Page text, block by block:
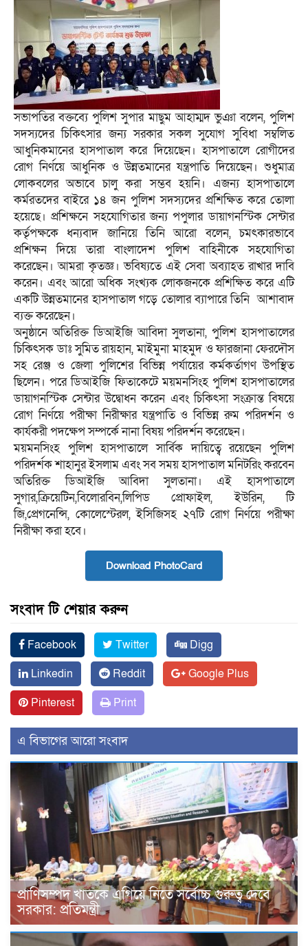
সভাপতির বক্তব্যে পুলিশ সুপার মাছুম আহাম্মদ ভুঞা বলেন, পুলিশ
সদস্যদের চিকিৎসার জন্য সরকার সকল সুযোগ সুবিধা সম্বলিত
আধুনিকমানের হাসপাতাল করে দিয়েছেন। হাসপাতালে রোগীদের
রোগ নির্ণয়ে আধুনিক ও উন্নতমানের যন্ত্রপাতি দিয়েছেন। শুধুমাত্র
লোকবলের অভাবে চালু করা সম্ভব হয়নি। এজন্য হাসপাতালে
কর্মরতদের বাইরে ১৪ জন পুলিশ সদস্যদের প্রশিক্ষিত করে তোলা
হয়েছে। প্রশিক্ষনে সহযোগিতার জন্য পপুলার ডায়াগনস্টিক সেন্টার
কর্তৃপক্ষকে ধন্যবাদ জানিয়ে তিনি আরো বলেন, চমৎকারভাবে
প্রশিক্ষন দিয়ে তারা বাংলাদেশ পুলিশ বাহিনীকে সহযোগিতা
করেছেন। আমরা কৃতজ্ঞ। ভবিষ্যতে এই সেবা অব্যাহত রাখার দাবি
করেন। এবং আরো অধিক সংখ্যক লোকজনকে প্রশিক্ষিত করে এটি
একটি উন্নতমানের হাসপাতাল গড়ে তোলার ব্যাপারে তিনি আশাবাদ
ব্যক্ত করেছেন।
অনুষ্ঠানে অতিরিক্ত ডিআইজি আবিদা সুলতানা, পুলিশ হাসপাতালের
চিকিৎসক ডাঃ সুমিত রায়হান, মাইমুনা মাহমুদ ও ফারজানা ফেরদৌস
সহ রেঞ্জ ও জেলা পুলিশের বিভিন্ন পর্যায়ের কর্মকর্তাগণ উপস্থিত
ছিলেন। পরে ডিআইজি ফিতাকেটে ময়মনসিংহ পুলিশ হাসপাতালের
ডায়াগনস্টিক সেন্টার উদ্বোধন করেন এবং চিকিৎসা সংক্রান্ত বিষয়ে
রোগ নির্ণয়ে পরীক্ষা নিরীক্ষার যন্ত্রপাতি ও বিভিন্ন রুম পরিদর্শন ও
কার্যকরী পদক্ষেপ সম্পর্কে নানা বিষয় পরিদর্শন করেছেন।
ময়মনসিংহ পুলিশ হাসপাতালে সার্বিক দায়িত্বে রয়েছেন পুলিশ
পরিদর্শক শাহানুর ইসলাম এবং সব সময় হাসপাতাল মনিটরিং করবেন
অতিরিক্ত ডিআইজি আবিদা সুলতানা। এই হাসপাতালে
সুগার,ক্রিয়েটিন,বিলোরবিন,লিপিড প্রোফাইল, ইউরিন, টি
জি,প্রেগনেন্সি, কোলেস্টেরল, ইসিজিসহ ২৭টি রোগ নির্ণয়ে পরীক্ষা
নিরীক্ষা করা হবে।
Download PhotoCard
সংবাদ টি শেয়ার করুন
Facebook Twitter
Digg
Linkedin
Reddit
Google Plus
Pinterest
Print
এ বিভাগের আরো সংবাদ
প্রাণিসম্পদ খাতকে এগিয়ে নিতে সর্বোচ্চ গুরুত্ব দেবে
সরকার: প্রতিমন্ত্রী